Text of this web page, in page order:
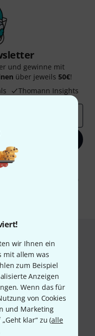
wir Ihnen ein
mit allem was
zum Beispiel
Anzeigen
Wenn das für
von Cookies
und Marketing
klar“ zu (alle
und gewinne mit
über jeweils 50€!
Thomann Insights
dem Erhalt von E-Mail-
zu. Die
finden Sie in
per Nachnahme,
Sofort bezahlen